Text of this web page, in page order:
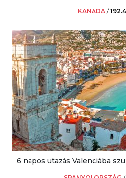
KANADA /
6 napos utazás Valenciába